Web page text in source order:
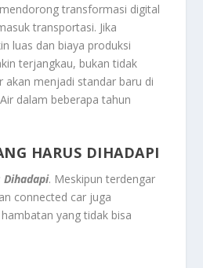
transformasi digital
transportasi. Jika
luas dan biaya produksi
terjangkau, bukan tidak
akan menjadi standar baru di
dalam beberapa tahun
HARUS DIHADAPI
Dihadapi. Meskipun terdengar
connected car juga
yang tidak bisa